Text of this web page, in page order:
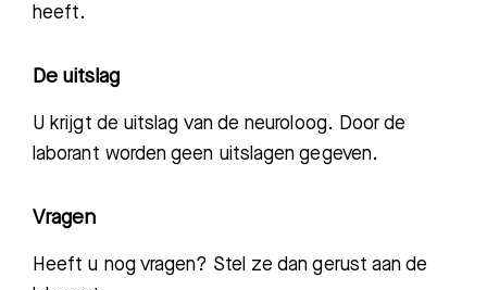
heeft.
De uitslag
U krijgt de uitslag van de neuroloog. Door de
laborant worden geen uitslagen gegeven.
Vragen
Heeft u nog vragen? Stel ze dan gerust aan de